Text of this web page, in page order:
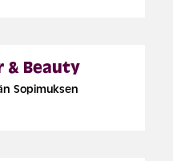
& Beauty
Sopimuksen